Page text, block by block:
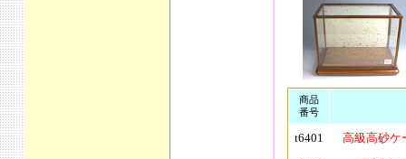
商品
番号
t6401 高級高砂